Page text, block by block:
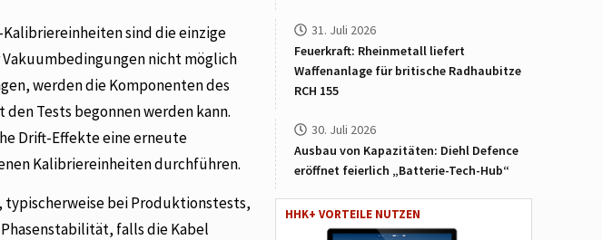
sind die einzige
Vakuumbedingungen nicht möglich
werden die Komponenten des
Tests begonnen werden kann.
Drift-Effekte eine erneute
Kalibriereinheiten durchführen.
bei Produktionstests,
falls die Kabel
31. Juli 2026
Feuerkraft: Rheinmetall liefert
Waffenanlage für britische Radhaubitze
RCH 155
30. Juli 2026
Ausbau von Kapazitäten: Diehl Defence
eröffnet feierlich „Batterie-Tech-Hub“
HHK+ VORTEILE NUTZEN